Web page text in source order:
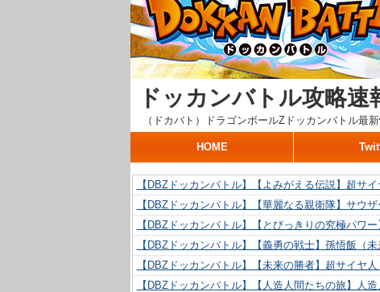
ドッカンバトル攻略速
（ドカバト）ドラゴンボールZドッカンバトル最
HOME
【DBZドッカンバトル】【よみがえる伝説】超サ
【DBZドッカンバトル】【華麗なる親衛隊】サウ
【DBZドッカンバトル】【とびっきりの究極パワ
【DBZドッカンバトル】【義勇の戦士】孫悟飯（
【DBZドッカンバトル】【未来の勝者】超サイヤ
【DBZドッカンバトル】【人造人間たちの旅】人